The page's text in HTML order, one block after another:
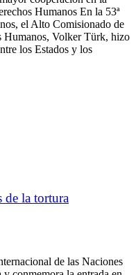
Humanos En la 53ª
el Alto Comisionado de
Humanos, Volker Türk, hizo
los Estados y los
de la tortura
de las Naciones